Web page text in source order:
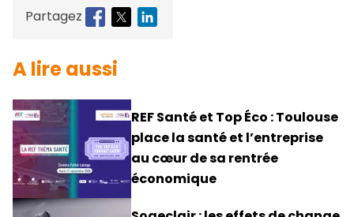
Partagez
A lire aussi
REF Santé et Top Éco : Toulouse
place la santé et l’entreprise
au cœur de sa rentrée
économique